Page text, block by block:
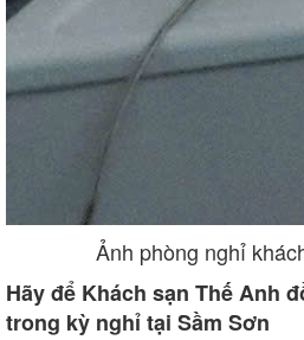
Ảnh phòng nghỉ
Hãy để Khách sạn Thế Anh
trong kỳ nghỉ tại Sầm Sơn